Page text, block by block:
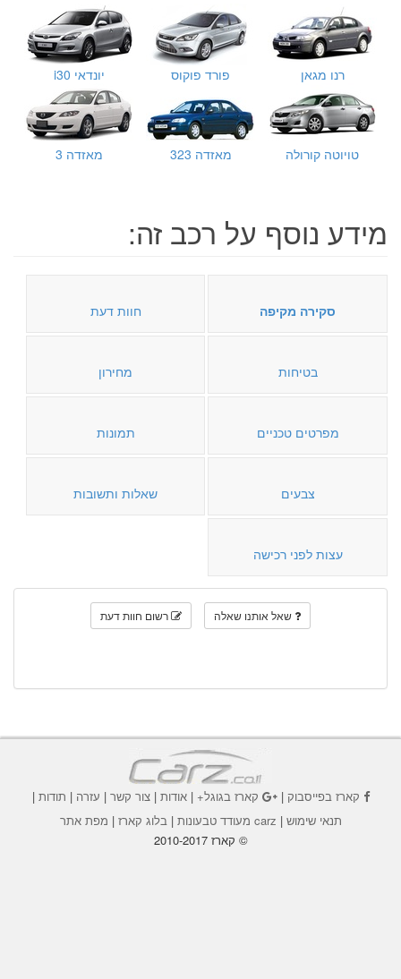
רנו מגאן פורד פוקוס יונדאי i30
טויוטה קורולה מאזדה 323 מאזדה 3
מידע נוסף על רכב זה:
סקירה מקיפה חוות דעת
בטיחות מחירון
מפרטים טכניים תמונות
צבעים שאלות ותשובות
עצות לפני רכישה
שאל אותנו שאלה רשום חוות דעת
קארז בפייסבוק| קארז בגוגל+|אודות |צור קשר | עזרה | תודות |
תנאי שימוש | carz מעודד טבעונות | בלוג קארז | מפת אתר
© קארז 2010-2017